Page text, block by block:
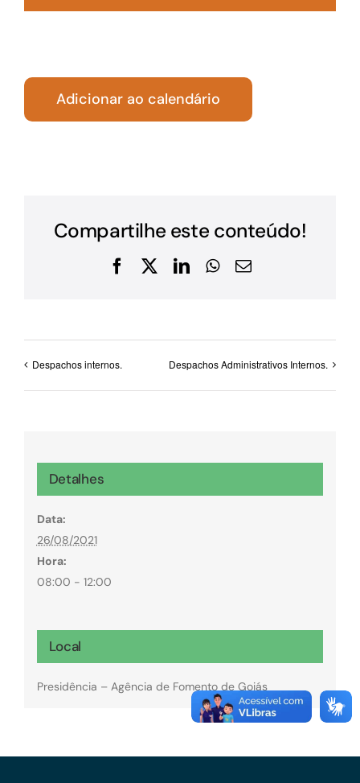
Adicionar ao calendário
Compartilhe este conteúdo!
Facebook
X LinkedInWhatsApp
E-
Despachos internos. Despachos Administrativos Internos.
Detalhes
Data:
26/08/2021
Hora:
08:00 - 12:00
Local
Presidência – Agência de Fomento de Goiás